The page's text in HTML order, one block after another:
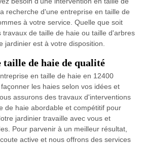
recherche d'une entreprise en taille de
à votre service. Quelle que soit
de taille de haie ou taille d'arbres
jardinier est à votre disposition.
de haie de qualité
en taille de haie en 12400
les haies selon vos idées et
assurons des travaux d'interventions
de haie abordable et compétitif pour
jardinier travaille avec vous et
Pour parvenir à un meilleur résultat,
active et nous offrons des services